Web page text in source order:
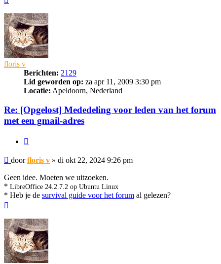
floris v
Berichten: 2129
Lid geworden op: za apr 11, 2009 3:30 pm
Locatie: Apeldoorn, Nederland
Re: [Opgelost] Mededeling voor leden van het forum
met een gmail-adres
Bericht
doorfloris v » di okt 22, 2024 9:26 pm
Geen idee. Moeten we uitzoeken.
* LibreOffice 24.2.7.2 op Ubuntu Linux
* Heb je de survival guide voor het forum al gelezen?